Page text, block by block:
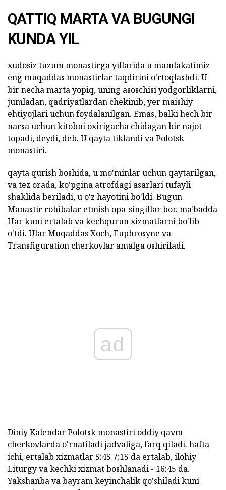
QATTIQ MARTA VA BUGUNGI
KUNDA YIL
xudosiz tuzum monastirga yillarida u mamlakatimiz
eng muqaddas monastirlar taqdirini o'rtoqlashdi. U
bir necha marta yopiq, uning asoschisi yodgorliklarni,
jumladan, qadriyatlardan chekinib, yer maishiy
ehtiyojlari uchun foydalanilgan. Emas, balki hech bir
narsa uchun kitobni oxirigacha chidagan bir najot
topadi, deydi, deb. U qayta tiklandi va Polotsk
monastiri.
qayta qurish boshida, u mo'minlar uchun qaytarilgan,
va tez orada, ko'pgina atrofdagi asarlari tufayli
shaklida beriladi, u o'z hayotini bo'ldi. Bugun
Manastir rohibalar etmish opa-singillar bor. ma'badda
Har kuni ertalab va kechqurun xizmatlarni bo'lib
o'tdi. Ular Muqaddas Xoch, Euphrosyne va
Transfiguration cherkovlar amalga oshiriladi.
ad
Diniy Kalendar Polotsk monastiri oddiy qavm
cherkovlarda o'rnatiladi jadvaliga, farq qiladi. hafta
ichi, ertalab xizmatlar 5:45 7:15 da ertalab, ilohiy
Liturgy va kechki xizmat boshlanadi - 16:45 da.
Yakshanba va bayram keyinchalik qo'shiladi kuni